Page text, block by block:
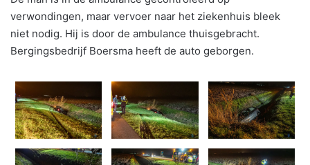
verwondingen, maar vervoer naar het ziekenhuis bleek
niet nodig. Hij is door de ambulance thuisgebracht.
Bergingsbedrijf Boersma heeft de auto geborgen.